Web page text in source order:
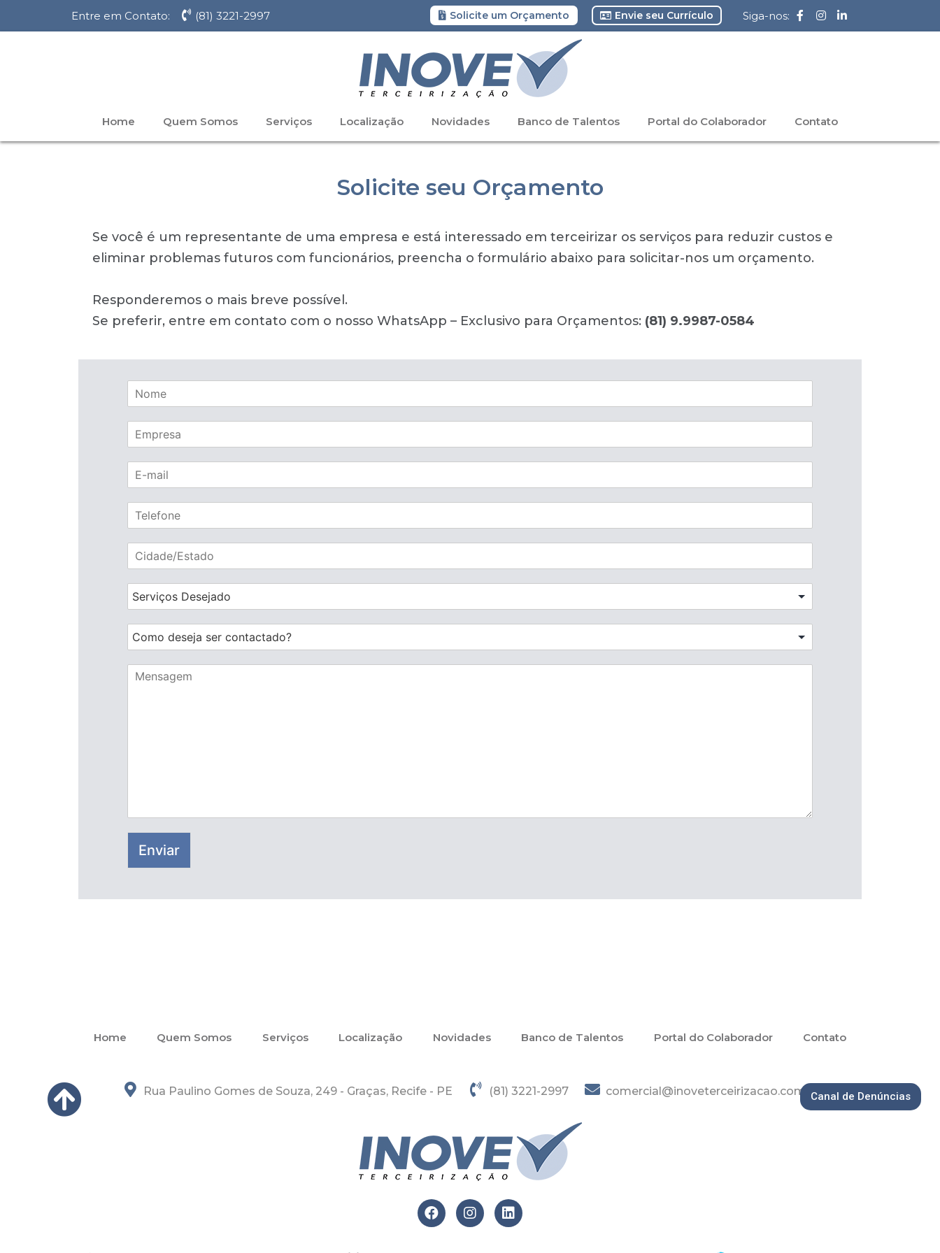
Entre em Contato: (81) 3221-2997 Solicite um Orçamento Envie seu Currículo Siga-nos:
Home Quem Somos Serviços Localização Novidades Banco de Talentos Portal do Colaborador Contato
Solicite seu Orçamento
Se você é um representante de uma empresa e está interessado em terceirizar os serviços para reduzir custos e
eliminar problemas futuros com funcionários, preencha o formulário abaixo para solicitar-nos um orçamento.
Responderemos o mais breve possível.
Se preferir, entre em contato com o nosso WhatsApp – Exclusivo para Orçamentos: (81) 9.9987-0584
Enviar
Canal de Denúncias
Home Quem Somos Serviços Localização Novidades Banco de Talentos Portal do Colaborador Contato
Rua Paulino Gomes de Souza, 249 - Graças, Recife - PE (81) 3221-2997 comercial@inoveterceirizacao.com.br